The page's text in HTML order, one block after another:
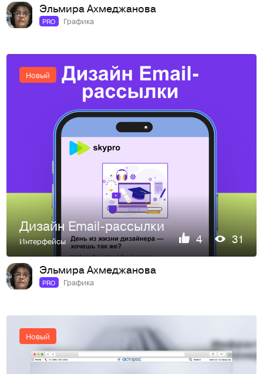
Эльмира Ахмеджанова
PRO Графика
Новый
Дизайн Email-рассылки
Интерфейсы 4 31
Эльмира Ахмеджанова
PRO Графика
Новый